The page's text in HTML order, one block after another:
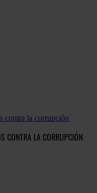
contra la corrupción
CONTRA LA CORRUPCIÓN